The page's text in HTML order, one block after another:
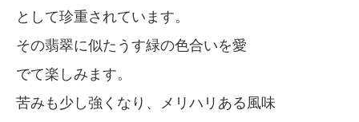
として珍重されています。
その翡翠に似たうす緑の色合いを愛
でて楽しみます。
苦みも少し強くなり、メリハリある風味